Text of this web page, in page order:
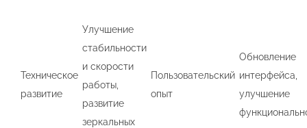
Техническое
развитие
Улучшение
стабильности
и скорости
работы,
развитие
зеркальных
Пользовательский
опыт
Обновление
интерфейса,
улучшение